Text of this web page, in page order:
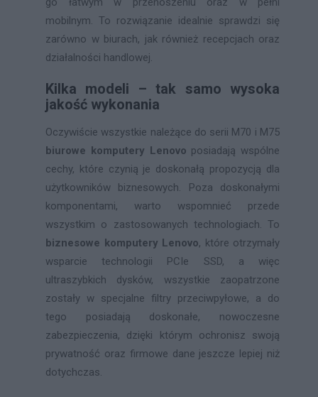
mobilnym. To rozwiązanie idealnie sprawdzi się
zarówno w biurach, jak również recepcjach oraz
działalności handlowej.
Kilka modeli – tak samo wysoka
jakość wykonania
Oczywiście wszystkie należące do serii M70 i M75
biurowe komputery Lenovo posiadają wspólne
cechy, które czynią je doskonałą propozycją dla
użytkowników biznesowych. Poza doskonałymi
komponentami, warto wspomnieć przede
wszystkim o zastosowanych technologiach. To
biznesowe komputery Lenovo, które otrzymały
wsparcie technologii PCIe SSD, a więc
ultraszybkich dysków, wszystkie zaopatrzone
zostały w specjalne filtry przeciwpyłowe, a do
tego posiadają doskonałe, nowoczesne
zabezpieczenia, dzięki którym ochronisz swoją
prywatność oraz firmowe dane jeszcze lepiej niż
dotychczas.